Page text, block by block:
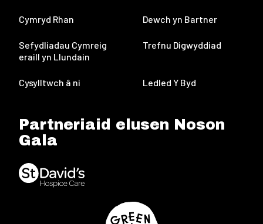
Cymryd Rhan Dewch yn Bartner
Sefydliadau Cymreig
eraill yn Llundain
Trefnu Digwyddiad
Cysylltwch â ni Ledled Y Byd
Partneriaid elusen Noson
Gala